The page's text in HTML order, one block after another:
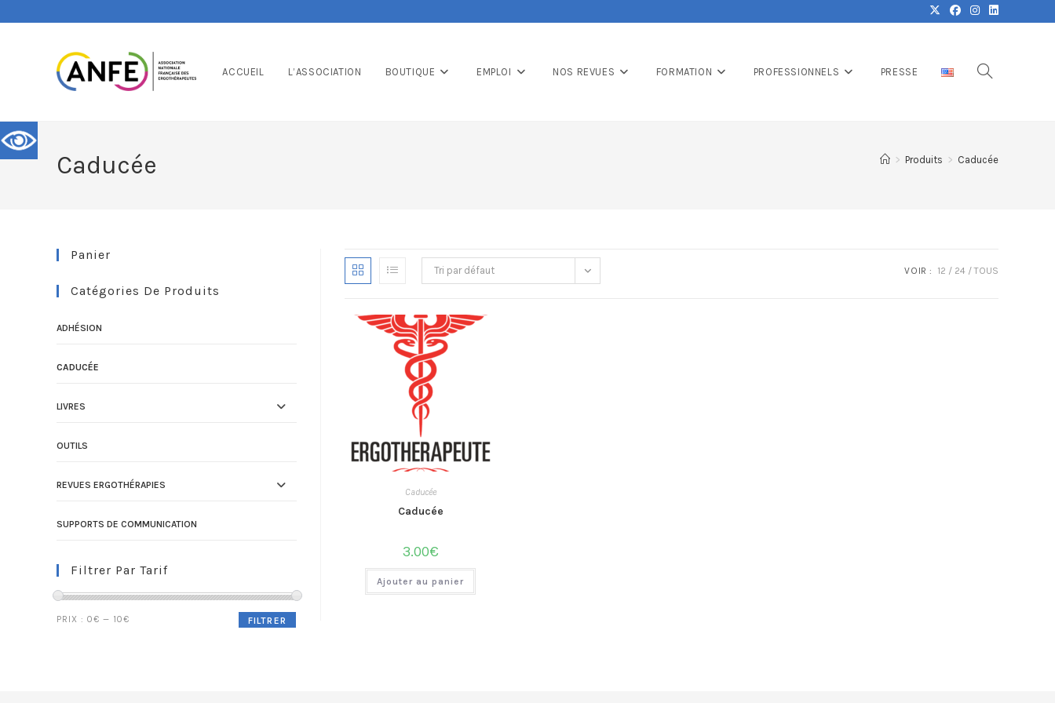
ACCUEIL L’ASSOCIATION BOUTIQUE EMPLOI NOS REVUES FORMATION PROFESSIONNELS PRESSE
Caducée > Produits > Caducée
Tri par défaut VOIR : 12 24 TOUS
Caducée
Caducée
3.00€
Ajouter au panier
Panier
Catégories De Produits
ADHÉSION
CADUCÉE
LIVRES
OUTILS
REVUES ERGOTHÉRAPIES
SUPPORTS DE COMMUNICATION
Filtrer Par Tarif
FILTRER
PRIX : 0€ — 10€